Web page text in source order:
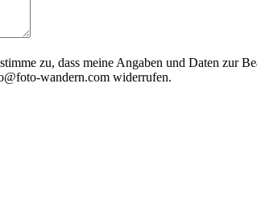
zu, dass meine Angaben und Daten zur
wandern.com widerrufen.